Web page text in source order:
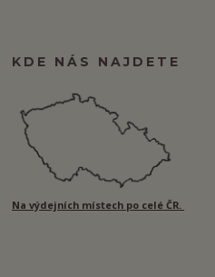
KDE NÁS NAJDETE
Na výdejních místech po celé ČR.